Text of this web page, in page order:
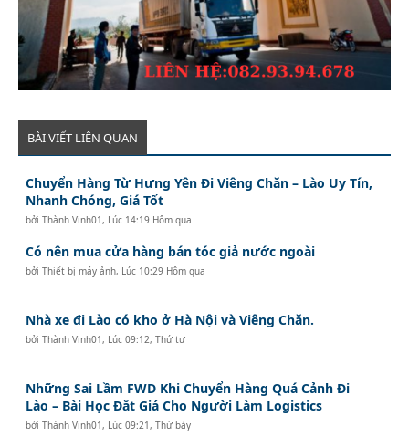
BÀI VIẾT LIÊN QUAN
Chuyển Hàng Từ Hưng Yên Đi Viêng Chăn – Lào Uy Tín,
Nhanh Chóng, Giá Tốt
bởiThành Vinh01, Lúc 14:19 Hôm qua
Có nên mua cửa hàng bán tóc giả nước ngoài
bởiThiết bị máy ảnh, Lúc 10:29 Hôm qua
Nhà xe đi Lào có kho ở Hà Nội và Viêng Chăn.
bởiThành Vinh01, Lúc 09:12, Thứ tư
Những Sai Lầm FWD Khi Chuyển Hàng Quá Cảnh Đi
Lào – Bài Học Đắt Giá Cho Người Làm Logistics
bởiThành Vinh01, Lúc 09:21, Thứ bảy